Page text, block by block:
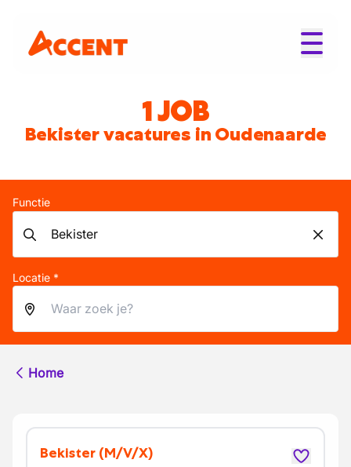
1 JOB
Bekister vacatures in Oudenaarde
Functie
Locatie *
Home
Bekister (M/V/X)